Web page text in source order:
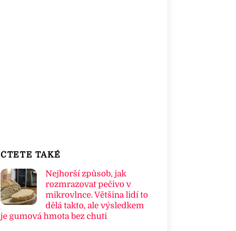
ČTETE TAKÉ
Nejhorší způsob, jak
rozmrazovat pečivo v
mikrovlnce. Většina lidí to
dělá takto, ale výsledkem
je gumová hmota bez chuti